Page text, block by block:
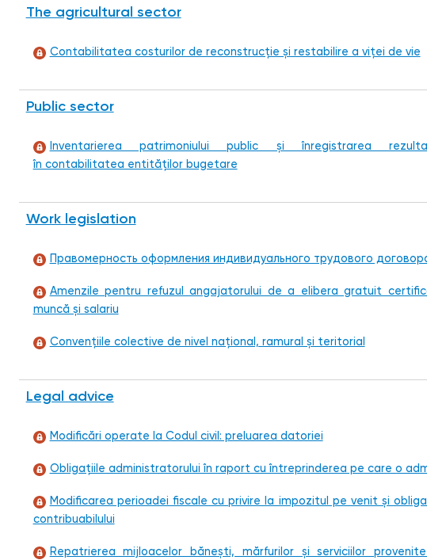
The agricultural sector
Contabilitatea costurilor de reconstrucție și restabilire a viței de vie
Public sector
Inventarierea patrimoniului public și înregistrarea
în contabilitatea entităților bugetare
Work legislation
Правомерность оформления индивидуального трудового
Amenzile pentru refuzul angajatorului de a elibera gratuit
muncă și salariu
Convenţiile colective de nivel naţional, ramural și teritorial
Legal advice
Modificări operate la Codul civil: preluarea datoriei
Obligațiile administratorului în raport cu întreprinderea pe care o
Modificarea perioadei fiscale cu privire la impozitul pe venit și
contribuabilului
Repatrierea mijloacelor bănești, mărfurilor și serviciilor